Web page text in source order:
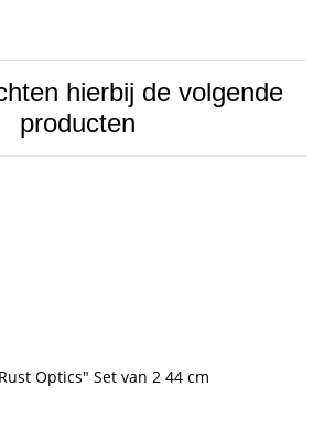
hierbij de volgende
producten